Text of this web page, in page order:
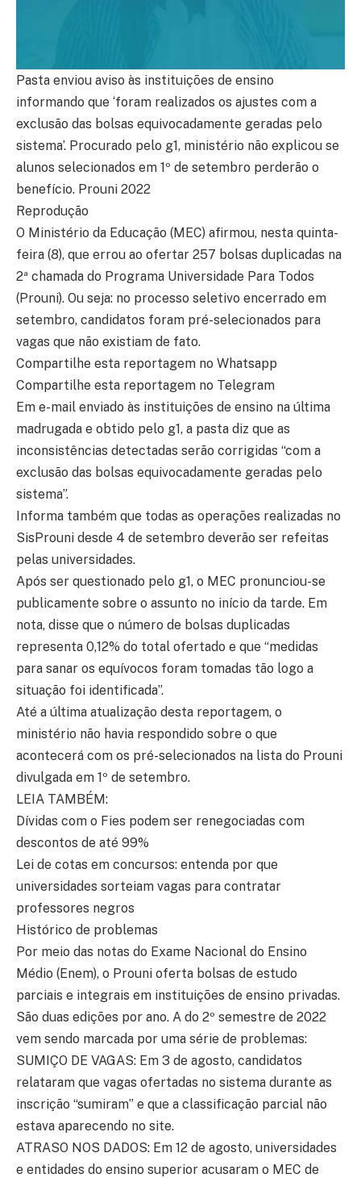
Pasta enviou aviso às instituições de ensino
informando que ‘foram realizados os ajustes com a
exclusão das bolsas equivocadamente geradas pelo
sistema’. Procurado pelo g1, ministério não explicou se
alunos selecionados em 1º de setembro perderão o
benefício. Prouni 2022
Reprodução
O Ministério da Educação (MEC) afirmou, nesta quinta-
feira (8), que errou ao ofertar 257 bolsas duplicadas na
2ª chamada do Programa Universidade Para Todos
(Prouni). Ou seja: no processo seletivo encerrado em
setembro, candidatos foram pré-selecionados para
vagas que não existiam de fato.
Compartilhe esta reportagem no Whatsapp
Compartilhe esta reportagem no Telegram
Em e-mail enviado às instituições de ensino na última
madrugada e obtido pelo g1, a pasta diz que as
inconsistências detectadas serão corrigidas “com a
exclusão das bolsas equivocadamente geradas pelo
sistema”.
Informa também que todas as operações realizadas no
SisProuni desde 4 de setembro deverão ser refeitas
pelas universidades.
Após ser questionado pelo g1, o MEC pronunciou-se
publicamente sobre o assunto no início da tarde. Em
nota, disse que o número de bolsas duplicadas
representa 0,12% do total ofertado e que “medidas
para sanar os equívocos foram tomadas tão logo a
situação foi identificada”.
Até a última atualização desta reportagem, o
ministério não havia respondido sobre o que
acontecerá com os pré-selecionados na lista do Prouni
divulgada em 1º de setembro.
LEIA TAMBÉM:
Dívidas com o Fies podem ser renegociadas com
descontos de até 99%
Lei de cotas em concursos: entenda por que
universidades sorteiam vagas para contratar
professores negros
Histórico de problemas
Por meio das notas do Exame Nacional do Ensino
Médio (Enem), o Prouni oferta bolsas de estudo
parciais e integrais em instituições de ensino privadas.
São duas edições por ano. A do 2º semestre de 2022
vem sendo marcada por uma série de problemas:
SUMIÇO DE VAGAS: Em 3 de agosto, candidatos
relataram que vagas ofertadas no sistema durante as
inscrição “sumiram” e que a classificação parcial não
estava aparecendo no site.
ATRASO NOS DADOS: Em 12 de agosto, universidades
e entidades do ensino superior acusaram o MEC de